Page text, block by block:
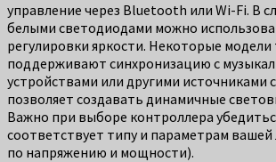
управление через Bluetooth или Wi-Fi. В
белыми светодиодами можно
регулировки яркости. Некоторые модели
поддерживают синхронизацию с
устройствами или другими источниками
позволяет создавать динамичные
Важно при выборе контроллера
соответствует типу и параметрам
по напряжению и мощности).